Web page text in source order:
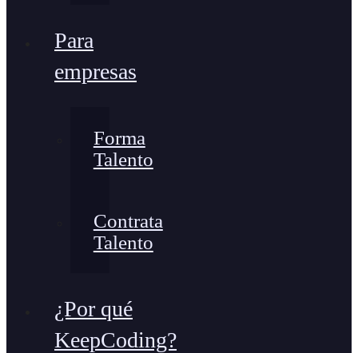
Para
empresas
Forma
Talento
Contrata
Talento
¿Por qué
KeepCoding?